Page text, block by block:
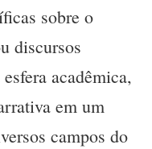
sobre o
discursos
acadêmica,
em um
campos do